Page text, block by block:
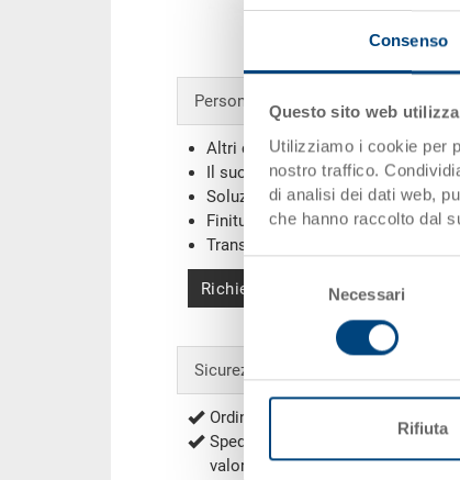
Consenso
Questo sito web
Utilizziamo i cookie per
nostro traffico.
di analisi dei dati web,
che hanno raccolto dal
Selezione
del
Necessari
Rifiuta
Personalizzazioni - la nostra
Altri colori
Il suo logo / etichette(Esempi)
Soluzioni individuali
Finiture
Transponder (RFID) / Barcodes
Richiedi offerta
Sicurezza & ordini
Ordini sicuri con la cifratura
Spedizione gratuita per ordini a
valore netto (eccezioni secondo